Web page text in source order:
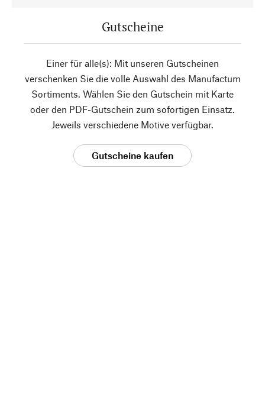
Gutscheine
Einer für alle(s): Mit unseren Gutscheinen
verschenken Sie die volle Auswahl des Manufactum
Sortiments. Wählen Sie den Gutschein mit Karte
oder den PDF-Gutschein zum sofortigen Einsatz.
Jeweils verschiedene Motive verfügbar.
Gutscheine kaufen